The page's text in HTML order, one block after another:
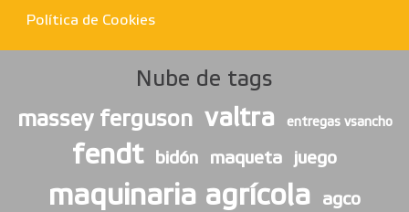
Política de Cookies
Nube de tags
massey ferguson
valtra entregas vsancho
fendt bidón maqueta juego
maquinaria agrícola agco